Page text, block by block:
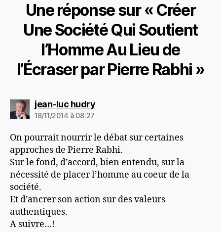
Une réponse sur « Créer
Une Société Qui Soutient
l’Homme Au Lieu de
l’Écraser par Pierre Rabhi »
jean-luc hudrydit :
18/11/2014 à 08:27
On pourrait nourrir le débat sur certaines
approches de Pierre Rabhi.
Sur le fond, d’accord, bien entendu, sur la
nécessité de placer l’homme au coeur de la
société.
Et d’ancrer son action sur des valeurs
authentiques.
A suivre…!